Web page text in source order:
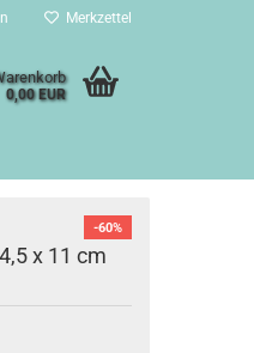
Merkzettel
0,00 EUR
-60%
x 11 cm